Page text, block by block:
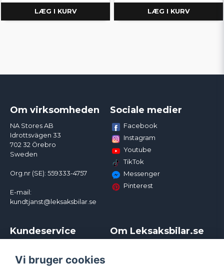
LÆG I KURV LÆG I KURV
Om virksomheden
NA Stores AB
Idrottsvägen 33
702 32 Örebro
Sweden
Org.nr (SE): 559333-4757
E-mail:
kundtjanst@leksaksbilar.se
Sociale medier
Facebook
Instagram
Youtube
TikTok
Messenger
Pinterest
Kundeservice
Kampagner og rabatter
Om Leksaksbilar.se
Vi bruger cookies